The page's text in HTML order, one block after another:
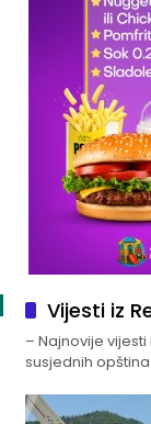
Vijesti iz
– Najnovije
susjednih opština.